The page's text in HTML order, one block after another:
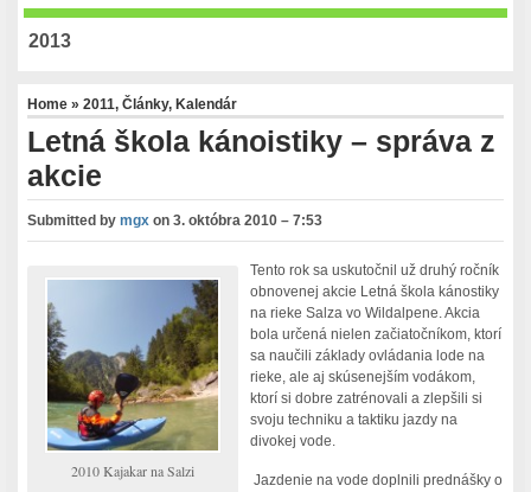
2013
Home»2011,Články, Kalendár
Letná škola kánoistiky – správa z
akcie
Submitted bymgx on3. októbra 2010 – 7:53
2010 Kajakar na Salzi
Tento rok sa uskutočnil už druhý ročník
obnovenej akcie Letná škola kánostiky
na rieke Salza vo Wildalpene. Akcia
bola určená nielen začiatočníkom, ktorí
sa naučili základy ovládania lode na
rieke, ale aj skúsenejším vodákom,
ktorí si dobre zatrénovali a zlepšili si
svoju techniku a taktiku jazdy na
divokej vode.
Jazdenie na vode doplnili prednášky o